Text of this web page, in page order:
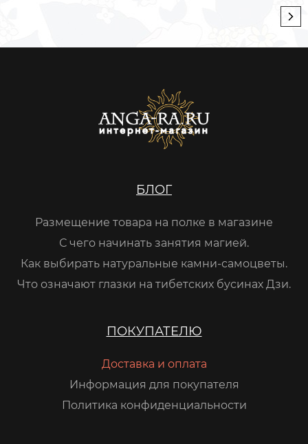
БЛОГ
Размещение товара на полке в магазине
С чего начинать занятия магией.
Как выбирать натуральные камни-самоцветы.
Что означают глазки на тибетских бусинах Дзи.
ПОКУПАТЕЛЮ
Доставка и оплата
Информация для покупателя
Политика конфиденциальности